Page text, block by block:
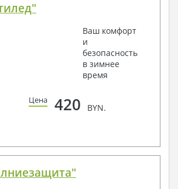
Ваш комфорт
и
безопасность
в зимнее
время
Цена 420 BYN.